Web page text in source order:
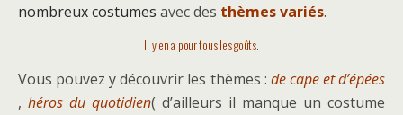
nombreux costumes avec des thèmes variés.
Il y en a pour tous les goûts.
Vous pouvez y découvrir les thèmes : de cape et d’épées
, héros du quotidien( d’ailleurs il manque un costume